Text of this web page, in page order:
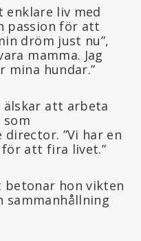
liv med
passion för att
dröm just nu”,
mamma. Jag
mina hundar.”
älskar att arbeta
som
”Vi har en
för att fira livet.”
hon vikten
sammanhållning